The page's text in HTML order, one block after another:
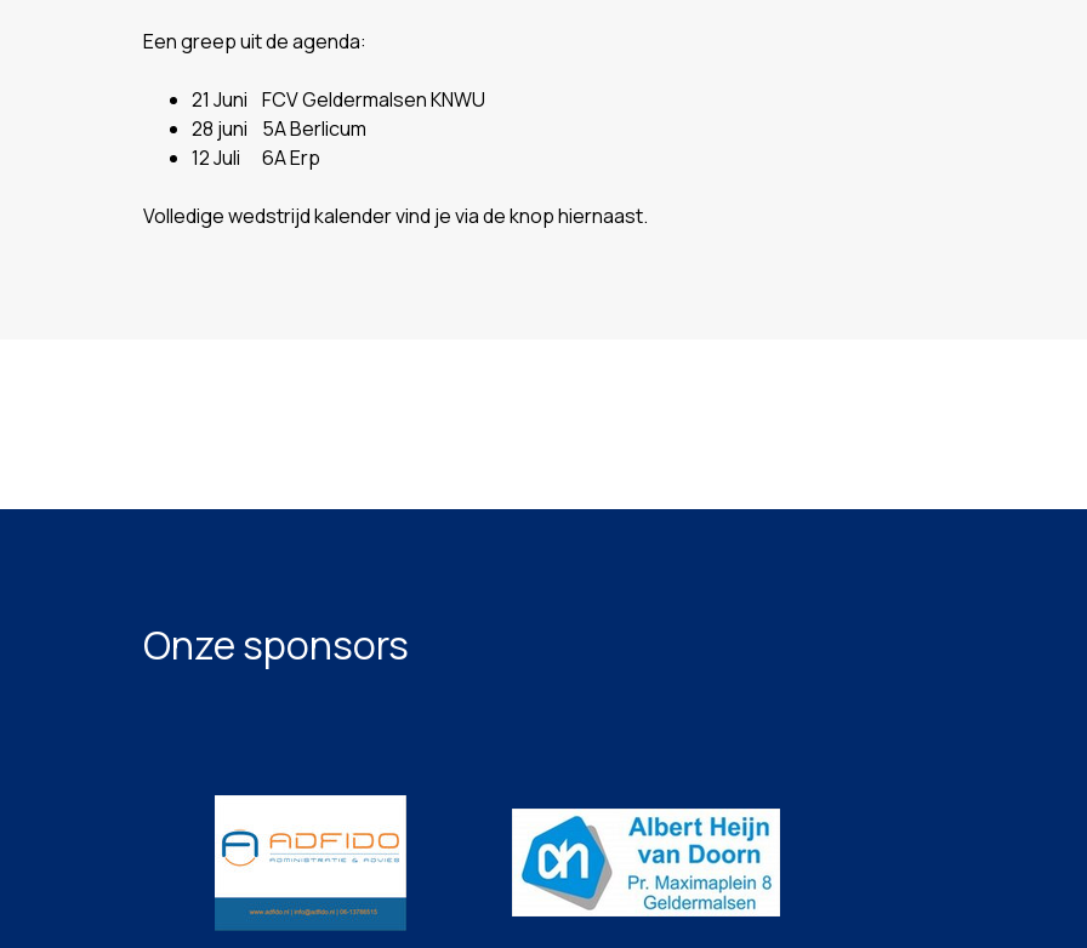
Een greep uit de agenda:
21 Juni FCV Geldermalsen KNWU
28 juni 5A Berlicum
12 Juli 6A Erp
Volledige wedstrijd kalender vind je via de knop hiernaast.
Onze sponsors